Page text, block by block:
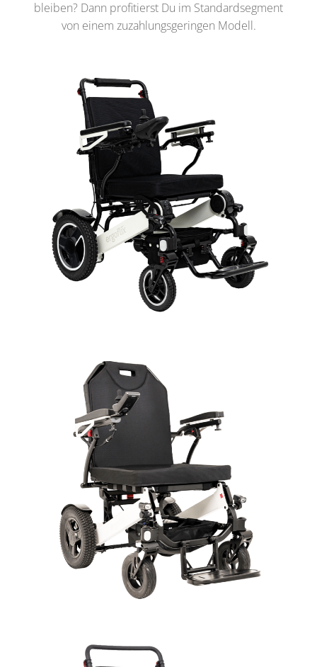
bleiben? Dann profitierst Du im Standardsegment
von einem zuzahlungsgeringen Modell.